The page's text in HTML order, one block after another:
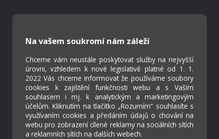
Na vašem soukromí nám záleží
Chceme vám neustále poskytovat služby na nejvyšší
úrovni, vzhledem k nové legislativě platné od 1. 1.
2022 Vás chceme informovat že používáme soubory
cookies k zajištění funkčnosti webu a s Vaším
souhlasem i mj. k analytickým a marketingovým
účelům. Kliknutím na tlačítko „Rozumím“ souhlasíte s
využívaním cookies a předáním údajů o chování na
webu pro zobrazení cílené reklamy na sociálních sítích
a reklamních sítích na dalších webech.
Virtuální prohlídka
Cookies
Přístupnost
Přihlášení